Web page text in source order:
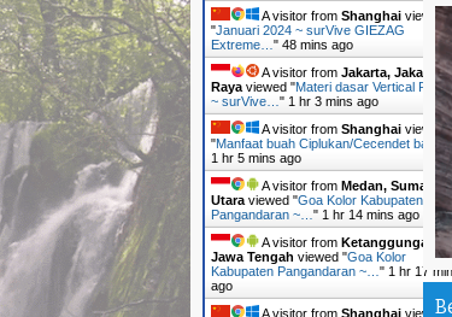
A visitor from Shanghai viewed
"Januari 2024 ~ surVive GIEZAG
Extreme… " 48 mins ago
A visitor from Jakarta, Jakarta
Raya viewed "Materi dasar Vertical
~ surVive… " 1 hr 3 mins ago
A visitor from Shanghai viewed
"Manfaat buah Ciplukan/Cecendet bagi…
1 hr 5 mins ago
A visitor from Medan, Sumatera
Utara viewed "Goa Kolor Kabupaten
Pangandaran ~… " 1 hr 14 mins ago
A visitor from Ketanggungan,
Jawa Tengah viewed "Goa Kolor
Kabupaten Pangandaran ~… " 1 hr 17
ago
A visitor from Shanghai viewed